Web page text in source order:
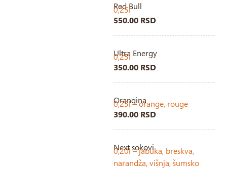
Red Bull
0,25l
550.00 RSD
Ultra Energy
0,25l
350.00 RSD
Orangina
0,25l – orange, rouge
390.00 RSD
Next sokovi
0,20l – jabuka, breskva,
narandža, višnja, šumsko